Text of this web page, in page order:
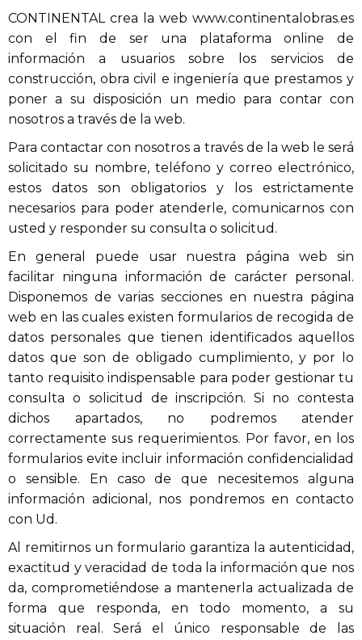
CONTINENTAL crea la web www.continentalobras.es
con el fin de ser una plataforma online de
información a usuarios sobre los servicios de
construcción, obra civil e ingeniería que prestamos y
poner a su disposición un medio para contar con
nosotros a través de la web.
Para contactar con nosotros a través de la web le será
solicitado su nombre, teléfono y correo electrónico,
estos datos son obligatorios y los estrictamente
necesarios para poder atenderle, comunicarnos con
usted y responder su consulta o solicitud.
En general puede usar nuestra página web sin
facilitar ninguna información de carácter personal.
Disponemos de varias secciones en nuestra página
web en las cuales existen formularios de recogida de
datos personales que tienen identificados aquellos
datos que son de obligado cumplimiento, y por lo
tanto requisito indispensable para poder gestionar tu
consulta o solicitud de inscripción. Si no contesta
dichos apartados, no podremos atender
correctamente sus requerimientos. Por favor, en los
formularios evite incluir información confidencialidad
o sensible. En caso de que necesitemos alguna
información adicional, nos pondremos en contacto
con Ud.
Al remitirnos un formulario garantiza la autenticidad,
exactitud y veracidad de toda la información que nos
da, comprometiéndose a mantenerla actualizada de
forma que responda, en todo momento, a su
situación real. Será el único responsable de las